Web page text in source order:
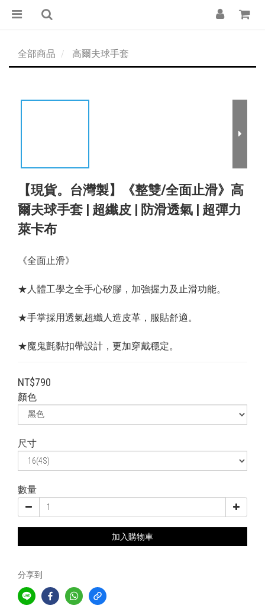
全部商品 高爾夫球手套
【現貨。台灣製】《整雙/全面止滑》高
爾夫球手套 | 超纖皮 | 防滑透氣 | 超彈力
萊卡布
《全面止滑》
★人體工學之全手心矽膠，加強握力及止滑功能。
★手掌採用透氣超纖人造皮革，服貼舒適。
★魔鬼氈黏扣帶設計，更加穿戴穩定。
NT$790
顏色
尺寸
數量
加入購物車
分享到